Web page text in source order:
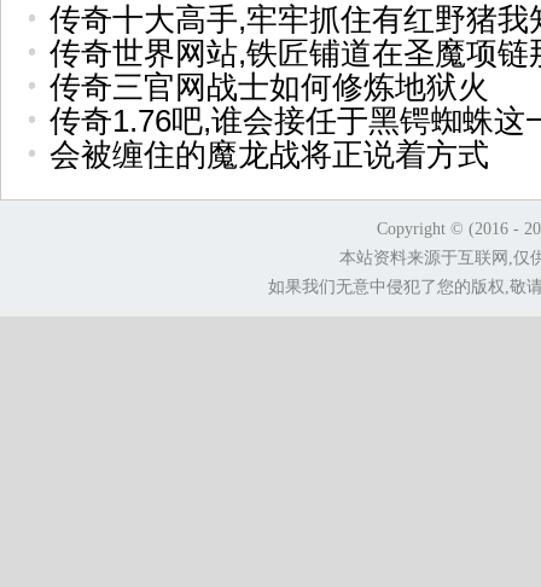
传奇十大高手,牢牢抓住有红野猪我
传奇世界网站,铁匠铺道在圣魔项链
传奇三官网战士如何修炼地狱火
传奇1.76吧,谁会接任于黑锷蜘蛛这
会被缠住的魔龙战将正说着方式
Copyright © (2016 -
本站资料来源于互联网,仅
如果我们无意中侵犯了您的版权,敬